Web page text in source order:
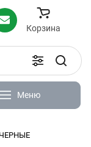
Корзина
Меню